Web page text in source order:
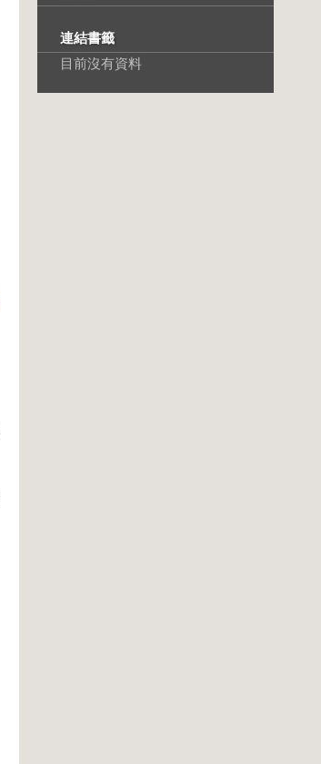
連結書籤
目前沒有資料